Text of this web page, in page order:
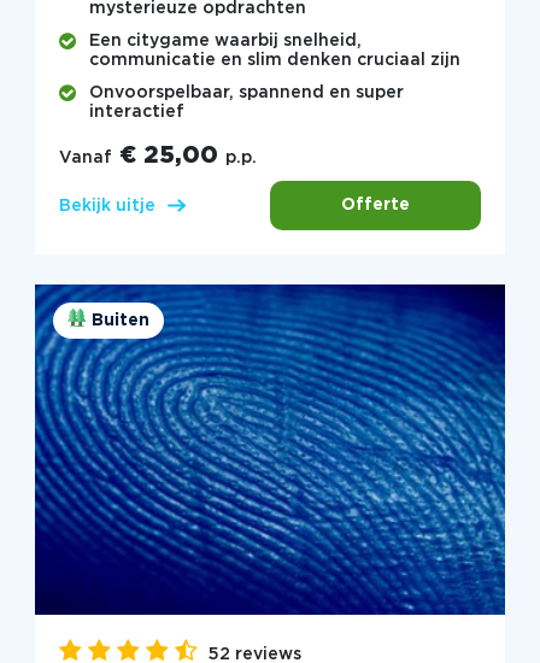
mysterieuze opdrachten
Een citygame waarbij snelheid,
communicatie en slim denken cruciaal zijn
Onvoorspelbaar, spannend en super
interactief
Vanaf € 25,00 p.p.
Bekijk uitje Offerte
Buiten
52 reviews